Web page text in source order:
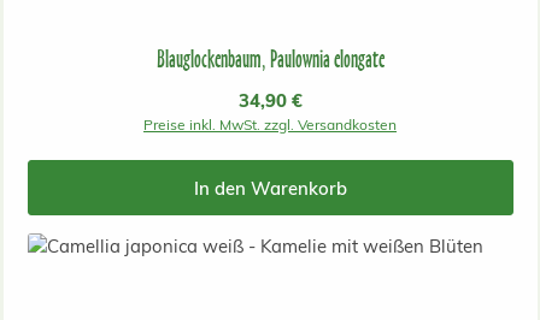
Blauglockenbaum, Paulownia elongate
Regulärer Preis:
34,90 €
Preise inkl. MwSt. zzgl. Versandkosten
In den Warenkorb